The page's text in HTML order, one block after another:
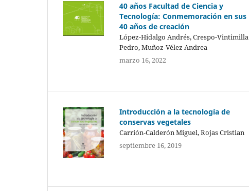
40 años Facultad de Ciencia y
Tecnología: Conmemoración en sus
40 años de creación
López-Hidalgo Andrés, Crespo-Vintimilla
Pedro, Muñoz-Vélez Andrea
marzo 16, 2022
Introducción a la tecnología de
conservas vegetales
Carrión-Calderón Miguel, Rojas Cristian
septiembre 16, 2019